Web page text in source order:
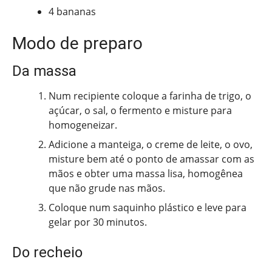
4 bananas
Modo de preparo
Da massa
Num recipiente coloque a farinha de trigo, o
açúcar, o sal, o fermento e misture para
homogeneizar.
Adicione a manteiga, o creme de leite, o ovo,
misture bem até o ponto de amassar com as
mãos e obter uma massa lisa, homogênea
que não grude nas mãos.
Coloque num saquinho plástico e leve para
gelar por 30 minutos.
Do recheio